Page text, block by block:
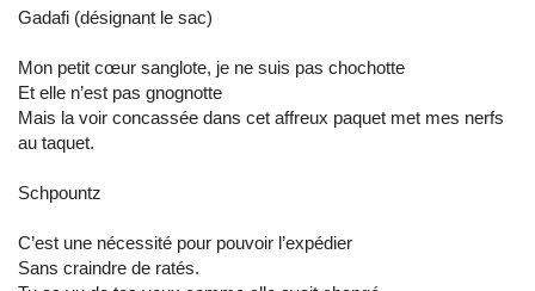
Gadafi (désignant le sac)
Mon petit cœur sanglote, je ne suis pas chochotte
Et elle n’est pas gnognotte
Mais la voir concassée dans cet affreux paquet met mes nerfs
au taquet.
Schpountz
C’est une nécessité pour pouvoir l’expédier
Sans craindre de ratés.